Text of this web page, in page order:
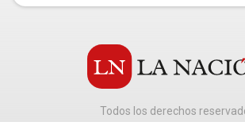
Todos los derechos